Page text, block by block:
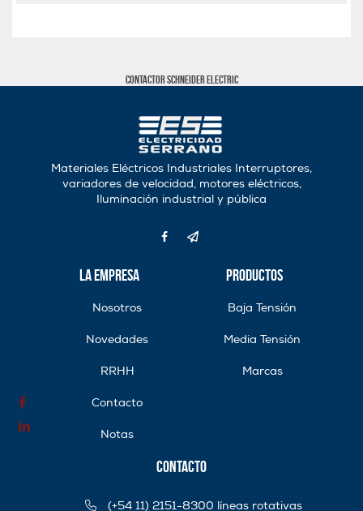
CONTACTOR SCHNEIDER ELECTRIC
Materiales Eléctricos Industriales Interruptores,
variadores de velocidad, motores eléctricos,
Iluminación industrial y pública
La Empresa
Nosotros
Novedades
RRHH
Contacto
Notas
Productos
Baja Tensión
Media Tensión
Marcas
Contacto
(+54 11) 2151-8300 líneas rotativas